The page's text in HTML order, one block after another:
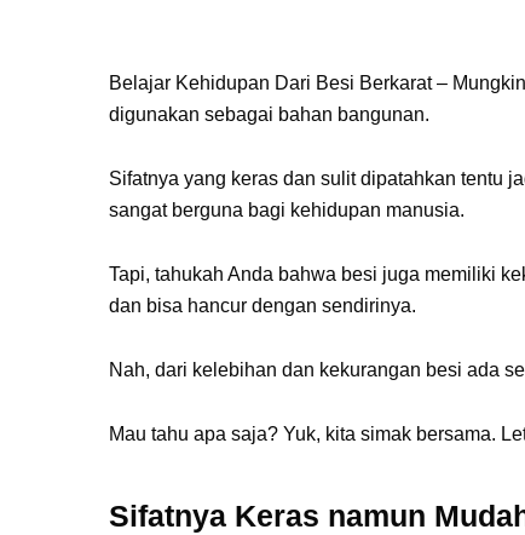
Belajar Kehidupan Dari Besi Berkarat –
digunakan sebagai bahan bangunan.
Sifatnya yang keras dan sulit dipatahkan tentu
sangat berguna bagi kehidupan manusia.
Tapi, tahukah Anda bahwa besi juga memiliki
dan bisa hancur dengan sendirinya.
Nah, dari kelebihan dan kekurangan besi ada
Mau tahu apa saja? Yuk, kita simak bersama.
Sifatnya Keras namun